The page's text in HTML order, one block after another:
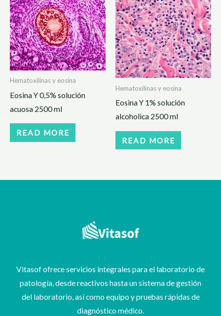
Hematoxilinas y eosina
Eosina Y 0,5% solución
acuosa 2500 ml
READ MORE
Hematoxilinas y eosina
Eosina Y 1% solución
alcoholica 2500 ml
READ MORE
Vitasof ofrece servicios integrales para el laboratorio de
patología, desde reactivos hasta un sistema de gestión
del laboratorio, así como equipo y pruebas rápidas de
diagnóstico médico.